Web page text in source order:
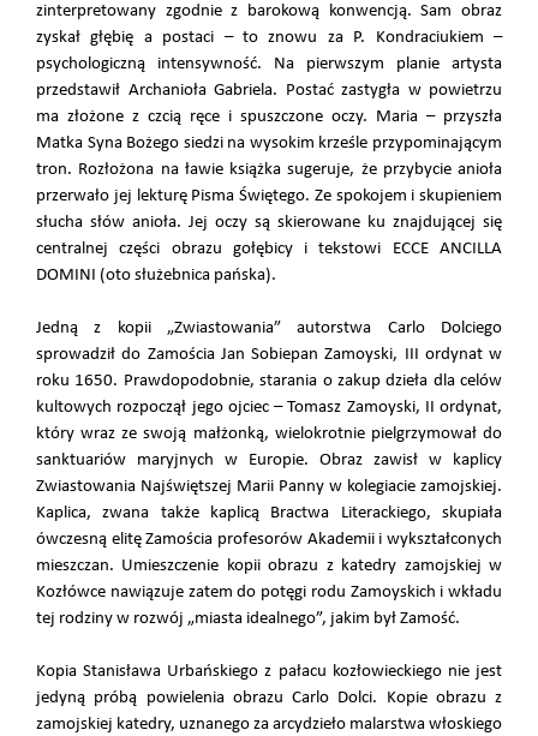
zinterpretowany zgodnie z barokową konwencją. Sam obraz
zyskał głębię a postaci – to znowu za P. Kondraciukiem –
psychologiczną intensywność. Na pierwszym planie artysta
przedstawił Archanioła Gabriela. Postać zastygła w powietrzu
ma złożone z czcią ręce i spuszczone oczy. Maria – przyszła
Matka Syna Bożego siedzi na wysokim krześle przypominającym
tron. Rozłożona na ławie książka sugeruje, że przybycie anioła
przerwało jej lekturę Pisma Świętego. Ze spokojem i skupieniem
słucha słów anioła. Jej oczy są skierowane ku znajdującej się
centralnej części obrazu gołębicy i tekstowi ECCE ANCILLA
DOMINI (oto służebnica pańska).
Jedną z kopii „Zwiastowania” autorstwa Carlo Dolciego
sprowadził do Zamościa Jan Sobiepan Zamoyski, III ordynat w
roku 1650. Prawdopodobnie, starania o zakup dzieła dla celów
kultowych rozpoczął jego ojciec – Tomasz Zamoyski, II ordynat,
który wraz ze swoją małżonką, wielokrotnie pielgrzymował do
sanktuariów maryjnych w Europie. Obraz zawisł w kaplicy
Zwiastowania Najświętszej Marii Panny w kolegiacie zamojskiej.
Kaplica, zwana także kaplicą Bractwa Literackiego, skupiała
ówczesną elitę Zamościa profesorów Akademii i wykształconych
mieszczan. Umieszczenie kopii obrazu z katedry zamojskiej w
Kozłówce nawiązuje zatem do potęgi rodu Zamoyskich i wkładu
tej rodziny w rozwój „miasta idealnego”, jakim był Zamość.
Kopia Stanisława Urbańskiego z pałacu kozłowieckiego nie jest
jedyną próbą powielenia obrazu Carlo Dolci. Kopie obrazu z
zamojskiej katedry, uznanego za arcydzieło malarstwa włoskiego